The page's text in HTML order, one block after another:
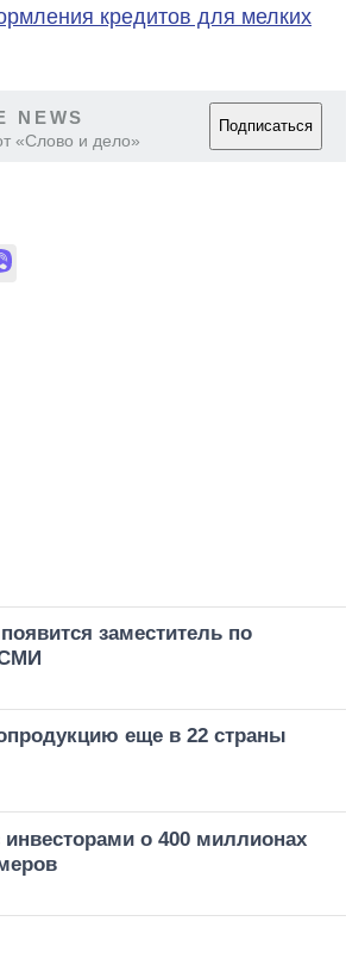
кредитов для мелких
«Слово и дело»
Подписаться
заместитель по
еще в 22 страны
инвесторами о 400 миллионах